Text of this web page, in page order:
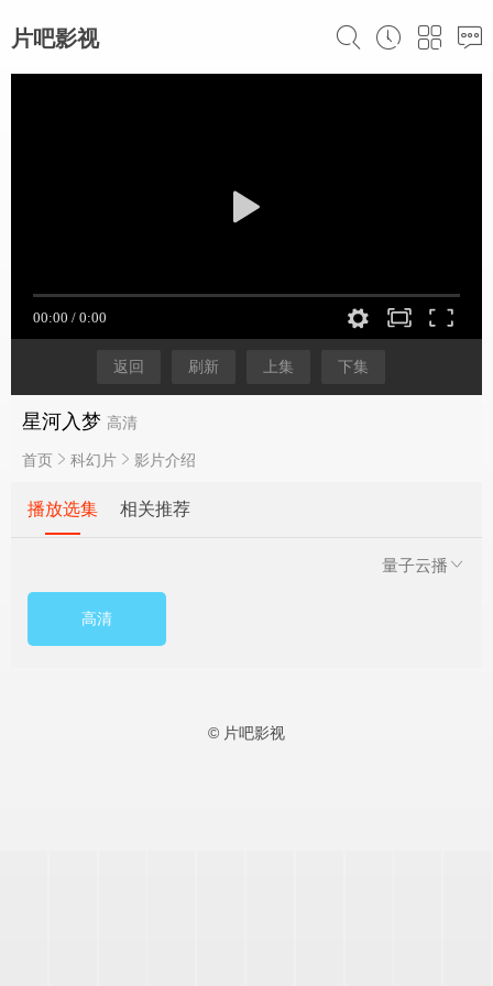
片吧影视
返回 刷新 上集 下集
星河入梦 高清
首页 科幻片 影片介绍
播放选集 相关推荐
量子云播
高清
© 片吧影视